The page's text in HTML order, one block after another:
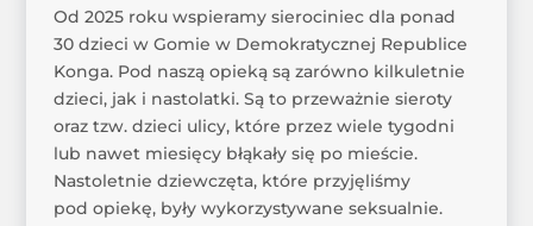
Od 2025 roku wspieramy sierociniec dla ponad
30 dzieci w Gomie w Demokratycznej Republice
Konga. Pod naszą opieką są zarówno kilkuletnie
dzieci, jak i nastolatki. Są to przeważnie sieroty
oraz tzw. dzieci ulicy, które przez wiele tygodni
lub nawet miesięcy błąkały się po mieście.
Nastoletnie dziewczęta, które przyjęliśmy
pod opiekę, były wykorzystywane seksualnie.